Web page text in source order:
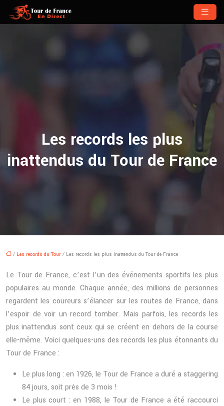
Les records les plus
inattendus du Tour de France
/ Les records du Tour / Les records les plus inattendus du Tour de France
Le Tour de France, c’est l’un des événements sportifs les plus
populaires au monde. Chaque année, des millions de personnes
regardent les coureurs s’élancer sur les routes de France, dans
l’espoir de voir un record tomber. Mais parfois, les records les
plus inattendus sont ceux qui se créent en dehors de la course
elle-même. Voici quelques-uns des records les plus étonnants du
Tour de France :
Le plus long : en 1926, le Tour de France a duré a staggering
84 jours, soit près de 3 mois !
Le plus court : en 1988, le Tour de France a été raccourci